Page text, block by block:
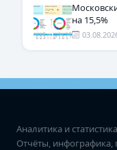
на 15,5%
Аналитика и
Отчёты, инфографика,